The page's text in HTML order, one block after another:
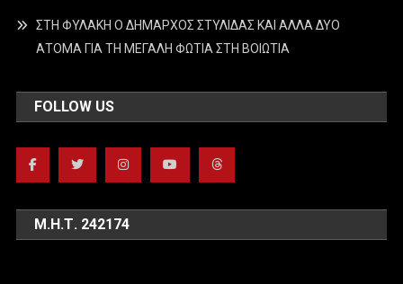
ΣΤΗ ΦΥΛΑΚΗ Ο ΔΗΜΑΡΧΟΣ ΣΤΥΛΙΔΑΣ ΚΑΙ ΑΛΛΑ ΔΥΟ
ΑΤΟΜΑ ΓΙΑ ΤΗ ΜΕΓΑΛΗ ΦΩΤΙΑ ΣΤΗ ΒΟΙΩΤΙΑ
FOLLOW US
Μ.Η.Τ. 242174